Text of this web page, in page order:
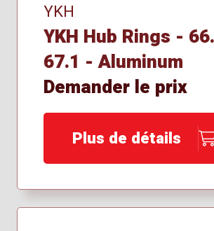
YKH
YKH Hub Rings -
67.1 - Aluminum
Demander le prix
Plus de détails